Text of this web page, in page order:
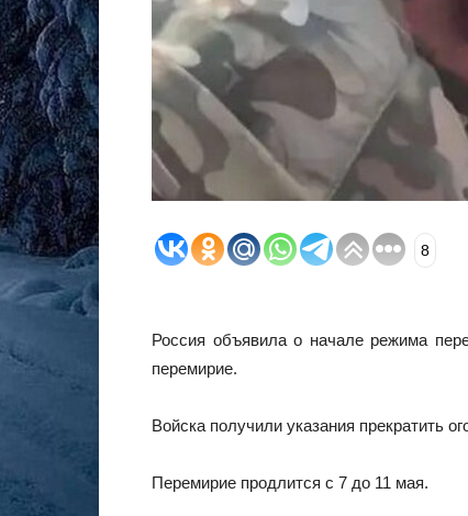
8
Россия объявила о начале режима
перемирие.
Войска получили указания прекратить
Перемирие продлится с 7 до 11 мая.